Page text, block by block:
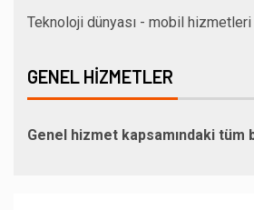
Teknoloji dünyası - mobil hizmetleri
GENEL HIZMETLER
Genel hizmet kapsamındaki tüm